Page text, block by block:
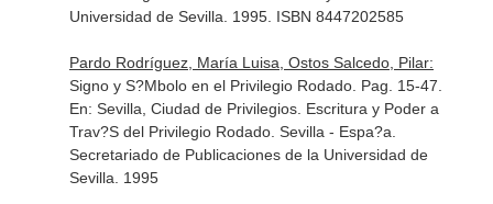
Universidad de Sevilla. 1995. ISBN 8447202585
Pardo Rodríguez, María Luisa, Ostos Salcedo, Pilar:
Signo y S?Mbolo en el Privilegio Rodado. Pag. 15-47.
En: Sevilla, Ciudad de Privilegios. Escritura y Poder a
Trav?S del Privilegio Rodado. Sevilla - Espa?a.
Secretariado de Publicaciones de la Universidad de
Sevilla. 1995